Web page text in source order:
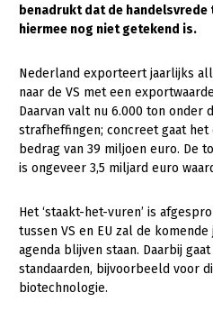
Natuur, klimaat en energie
Platteland en omgeving
Mens, ondernemerschap
Internationaal
Dier
Biologische Landbouw
Geitenhouderij
Plant
Akkerbouw
Multifunctionele landbouw
benadrukt dat de handelsvrede
hiermee nog niet getekend is.
Nederland exporteert jaarlijks
naar de VS met een
Daarvan valt nu 6.000 ton onder
strafheffingen; concreet gaat het
bedrag van 39 miljoen euro. De
is ongeveer 3,5 miljard euro
Het ‘staakt-het-vuren’ is
tussen VS en EU zal de
agenda blijven staan. Daarbij
standaarden, bijvoorbeeld voor
biotechnologie.